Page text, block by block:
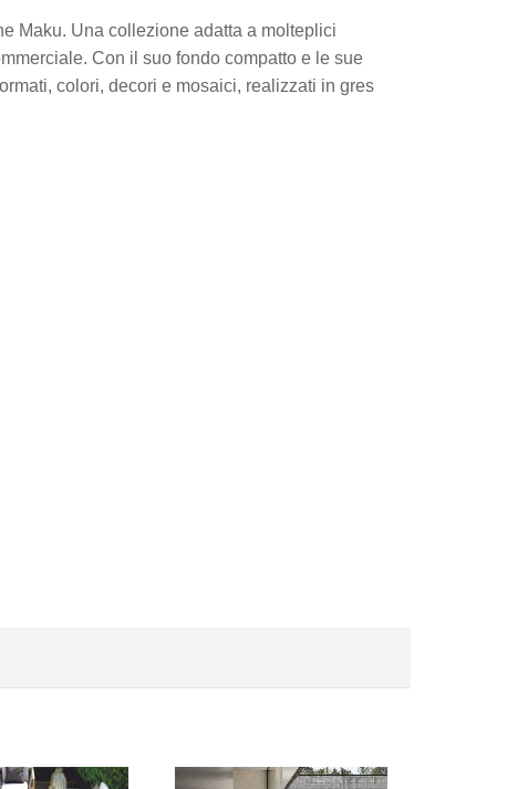
Maku. Una collezione adatta a molteplici
Con il suo fondo compatto e le sue
colori, decori e mosaici, realizzati in gres